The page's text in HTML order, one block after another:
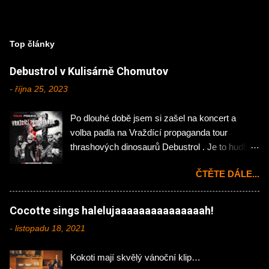
Top články
Debustrol v Kulisárně Chomutov
- října 25, 2023
Po dlouhé době jsem si zašel na koncert a
volba padla na Vraždící propaganda tour
thrashových dinosaurů Debustrol . Je to hudba
návštěvu chomutovské Kulisárny. Koncert
zahájila domácí rock'n'rollová pecka Hejtman .
Na kytaru zde působí Jakub Önslaughter (ex-
Hellocaustor), Ondřej Jáchym (ex- Fenris) a na
bicí skvělý Martin Plechatý hrající momentálně i
udělal menší neplacenou propagaci tak
ČTĚTE DÁLE...
Cocotte sings halelujaaaaaaaaaaaaaaah!
- listopadu 18, 2021
Kokoti mají skvělý vánoční klip…